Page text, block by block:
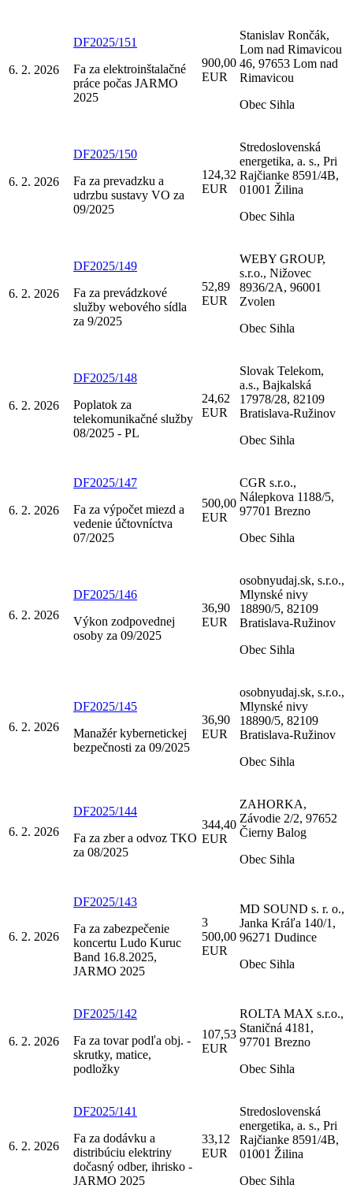
6. 2. 2026
DF2025/151
Fa za elektroinštalačné
práce počas JARMO
2025
900,00
EUR
Stanislav Rončák,
Lom nad Rimavicou
46, 97653 Lom nad
Rimavicou
Obec Sihla
6. 2. 2026
DF2025/150
Fa za prevadzku a
udrzbu sustavy VO za
09/2025
124,32
EUR
Stredoslovenská
energetika, a. s., Pri
Rajčianke 8591/4B,
01001 Žilina
Obec Sihla
6. 2. 2026
DF2025/149
Fa za prevádzkové
služby webového sídla
za 9/2025
52,89
EUR
WEBY GROUP,
s.r.o., Nižovec
8936/2A, 96001
Zvolen
Obec Sihla
6. 2. 2026
DF2025/148
Poplatok za
telekomunikačné služby
08/2025 - PL
24,62
EUR
Slovak Telekom,
a.s., Bajkalská
17978/28, 82109
Bratislava-Ružinov
Obec Sihla
6. 2. 2026
DF2025/147
Fa za výpočet miezd a
vedenie účtovníctva
07/2025
500,00
EUR
CGR s.r.o.,
Nálepkova 1188/5,
97701 Brezno
Obec Sihla
6. 2. 2026
DF2025/146
Výkon zodpovednej
osoby za 09/2025
36,90
EUR
osobnyudaj.sk, s.r.o.,
Mlynské nivy
18890/5, 82109
Bratislava-Ružinov
Obec Sihla
6. 2. 2026
DF2025/145
Manažér kybernetickej
bezpečnosti za 09/2025
36,90
EUR
osobnyudaj.sk, s.r.o.,
Mlynské nivy
18890/5, 82109
Bratislava-Ružinov
Obec Sihla
6. 2. 2026
DF2025/144
Fa za zber a odvoz TKO
za 08/2025
344,40
EUR
ZAHORKA,
Závodie 2/2, 97652
Čierny Balog
Obec Sihla
6. 2. 2026
DF2025/143
Fa za zabezpečenie
koncertu Ludo Kuruc
Band 16.8.2025,
JARMO 2025
3
500,00
EUR
MD SOUND s. r. o.,
Janka Kráľa 140/1,
96271 Dudince
Obec Sihla
6. 2. 2026
DF2025/142
Fa za tovar podľa obj. -
skrutky, matice,
podložky
107,53
EUR
ROLTA MAX s.r.o.,
Staničná 4181,
97701 Brezno
Obec Sihla
6. 2. 2026
DF2025/141
Fa za dodávku a
distribúciu elektriny
dočasný odber, ihrisko -
JARMO 2025
33,12
EUR
Stredoslovenská
energetika, a. s., Pri
Rajčianke 8591/4B,
01001 Žilina
Obec Sihla